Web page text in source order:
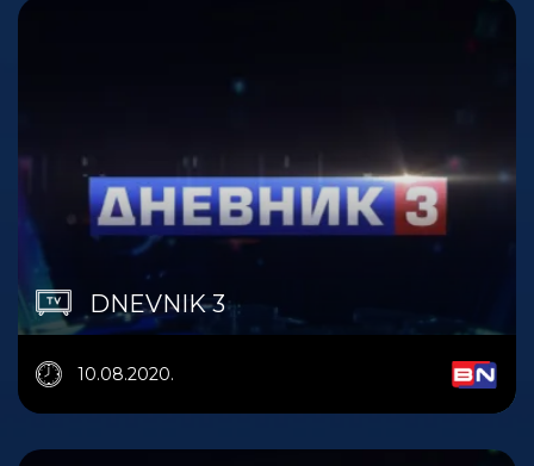
DNEVNIK 3
10.08.2020.